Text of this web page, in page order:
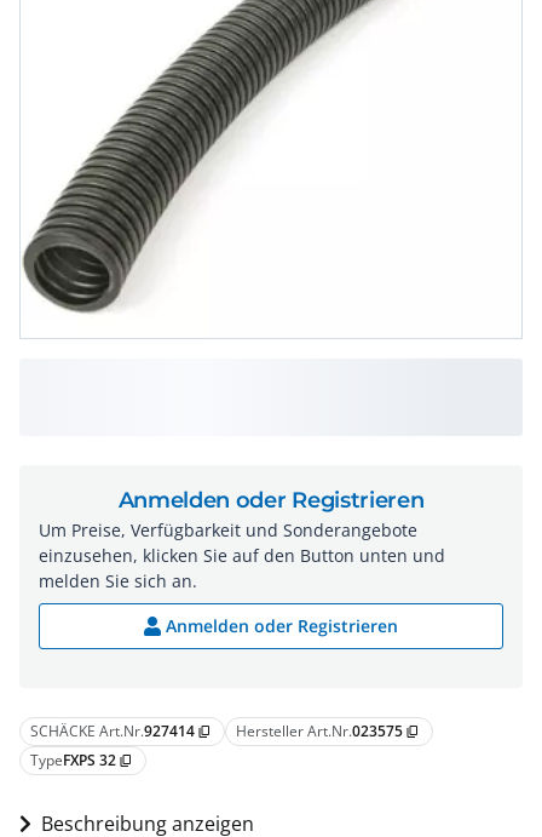
SCHÄCKE Art.Nr.927414 content_copy Hersteller Art.Nr.023575 content_copy
TypeFXPS 32 content_copy
Beschreibung anzeigen
Anmelden oder Registrieren
Um Preise, Verfügbarkeit und Sonderangebote
einzusehen, klicken Sie auf den Button unten und
melden Sie sich an.
Anmelden oder Registrieren